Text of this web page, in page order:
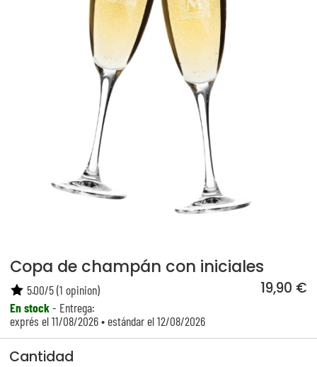
Copa de champán con iniciales
19,90 €
En stock- Entrega:
exprés el 11/08/2026 • estándar el 12/08/2026
5.00/5(1 opinion)
Cantidad